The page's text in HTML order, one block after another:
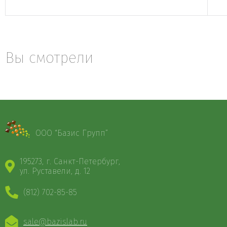
Вы смотрели
ООО “Базис Групп”
195273, г. Санкт-Петербург,
ул. Руставели, д. 12
(812) 702-85-85
sale@bazislab.ru